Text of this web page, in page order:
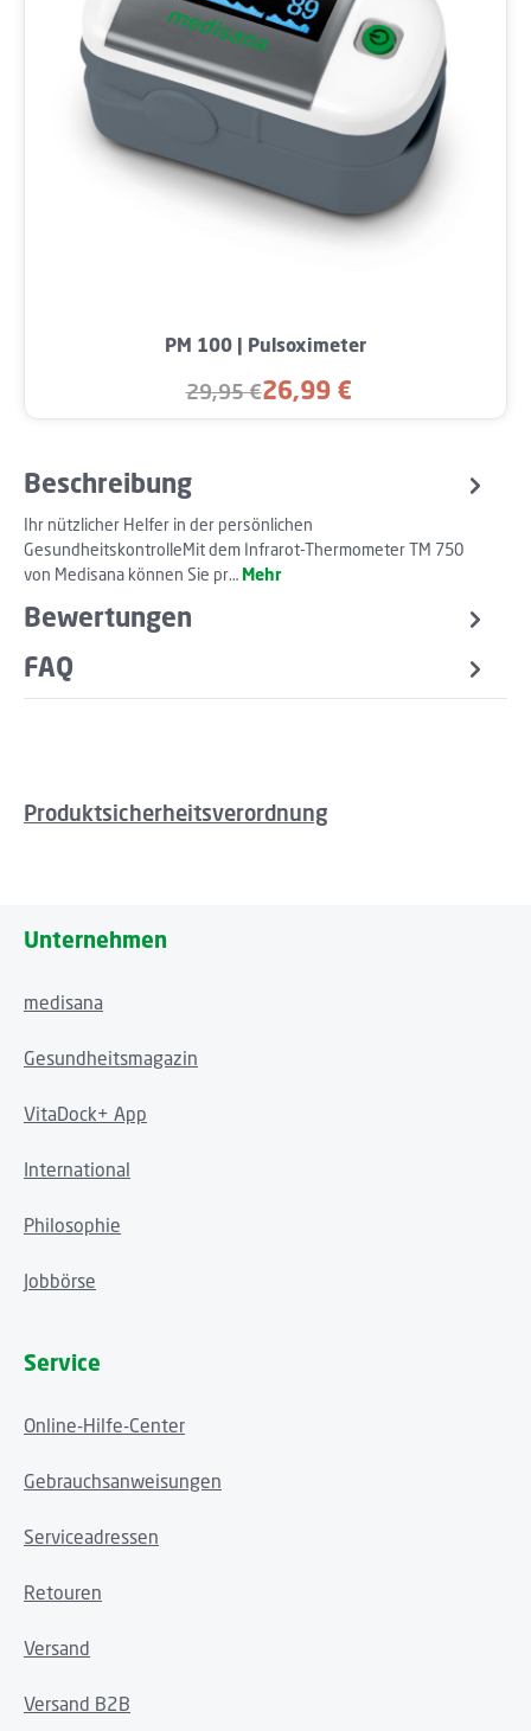
PM 100 | Pulsoximeter
Verkaufspreis:
26,99 €
Regulärer Preis:
29,95 €
Beschreibung
Ihr nützlicher Helfer in der persönlichen
GesundheitskontrolleMit dem Infrarot-Thermometer TM 750
von Medisana können Sie pr… Mehr
Bewertungen
FAQ
Produktsicherheitsverordnung
Unternehmen
medisana
Gesundheitsmagazin
VitaDock+ App
International
Philosophie
Jobbörse
Service
Online-Hilfe-Center
Gebrauchsanweisungen
Serviceadressen
Retouren
Versand
Versand B2B